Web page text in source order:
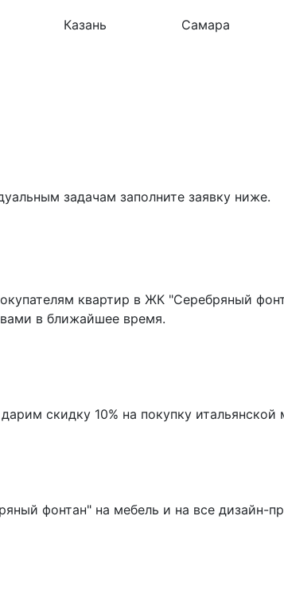
Казань Самара
задачам заполните заявку ниже.
квартир в ЖК "Серебряный
в ближайшее время.
скидку 10% на покупку итальянской
фонтан" на мебель и на все дизайн-